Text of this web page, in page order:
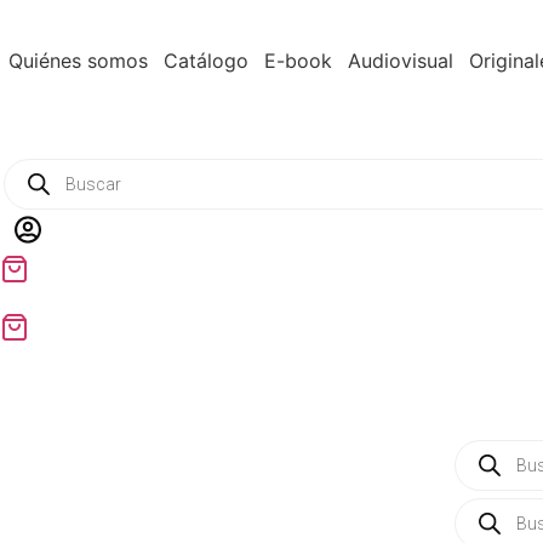
contenido
Quiénes somos Catálogo E-book Audiovisual
Products
search
Products
search
Products
search